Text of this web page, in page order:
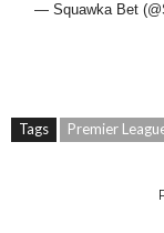
— Squawka Bet
Tags Premier